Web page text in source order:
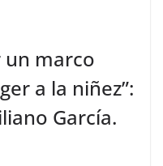
un marco
a la niñez”:
García.